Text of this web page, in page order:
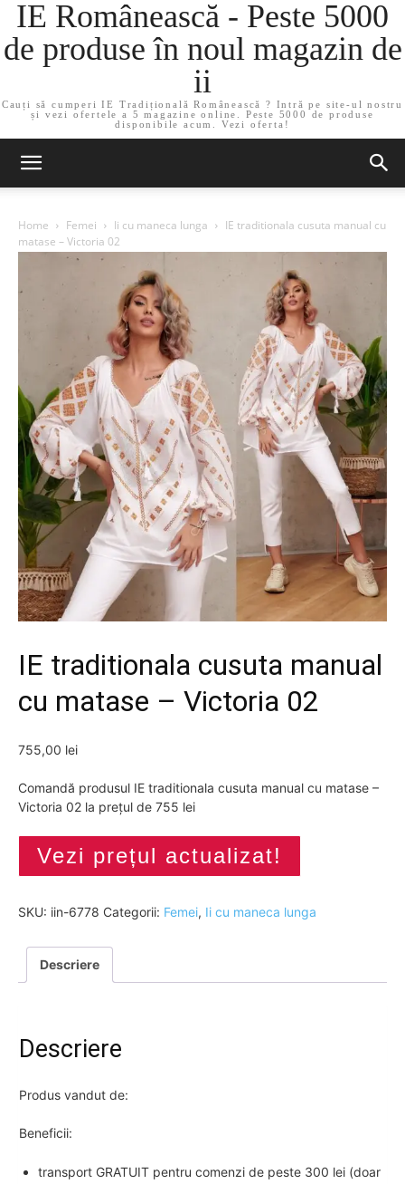
IE Românească - Peste 5000
de produse în noul magazin de
ii
Cauți să cumperi IE Tradițională Românească ? Intră pe site-ul nostru
și vezi ofertele a 5 magazine online. Peste 5000 de produse
disponibile acum. Vezi oferta!
Home Femei Ii cu maneca lunga
IE traditionala cusuta manual cu
matase – Victoria 02
IE traditionala cusuta manual
cu matase – Victoria 02
755,00 lei
Comandă produsul IE traditionala cusuta manual cu matase –
Victoria 02 la prețul de 755 lei
Vezi prețul actualizat!
SKU: iin-6778 Categorii: Femei, Ii cu maneca lunga
Descriere
Descriere
Produs vandut de:
Beneficii:
transport GRATUIT pentru comenzi de peste 300 lei (doar